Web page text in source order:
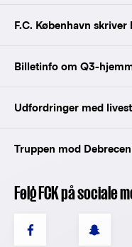
F.C. København
Billetinfo om Q3-
Udfordringer med
Truppen mod
Følg FCK på sociale